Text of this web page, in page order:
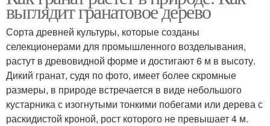
выглядит гранатовое дерево
Сорта древней культуры, которые созданы
селекционерами для промышленного возделывания,
растут в древовидной форме и достигают 6 м в высоту.
Дикий гранат, судя по фото, имеет более скромные
размеры, в природе встречается в виде небольшого
кустарника с изогнутыми тонкими побегами или дерева с
раскидистой кроной, рост которого не превышает 4 м.